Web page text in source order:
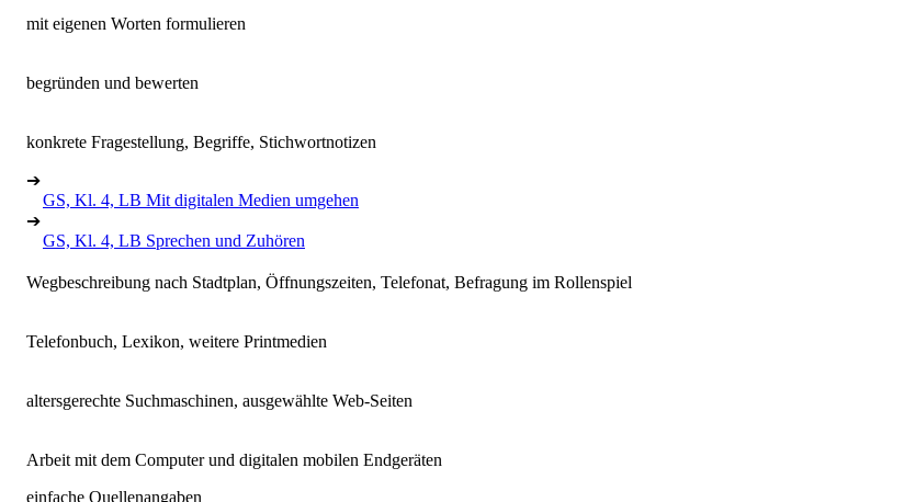
mit eigenen Worten formulieren
begründen und bewerten
konkrete Fragestellung, Begriffe, Stichwortnotizen
➔
GS, Kl. 4, LB Mit digitalen Medien umgehen
➔
GS, Kl. 4, LB Sprechen und Zuhören
Wegbeschreibung nach Stadtplan, Öffnungszeiten, Telefonat, Befragung im Rollenspiel
Telefonbuch, Lexikon, weitere Printmedien
altersgerechte Suchmaschinen, ausgewählte Web-Seiten
Arbeit mit dem Computer und digitalen mobilen Endgeräten
einfache Quellenangaben